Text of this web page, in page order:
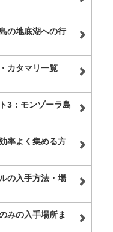
の地底湖への行
カタマリ一覧
3：モンゾーラ島
率よく集める方
の入手方法・場
みの入手場所ま